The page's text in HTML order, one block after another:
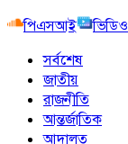
পিএসআই
ভিডিও
সর্বশেষ
জাতীয়
রাজনীতি
আন্তর্জাতিক
আদালত